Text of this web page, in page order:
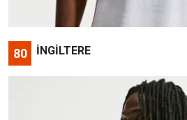
80 İNGİLTERE